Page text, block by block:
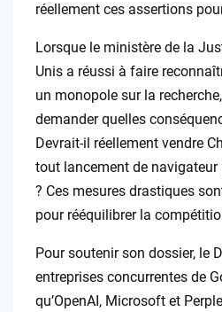
réellement ces assertions
Lorsque le ministère de la
Unis a réussi à faire
un monopole sur la
demander quelles
Devrait-il réellement vendre
tout lancement de navigateur
? Ces mesures drastiques
pour rééquilibrer la
Pour soutenir son dossier, le
entreprises concurrentes de
qu’OpenAI, Microsoft et